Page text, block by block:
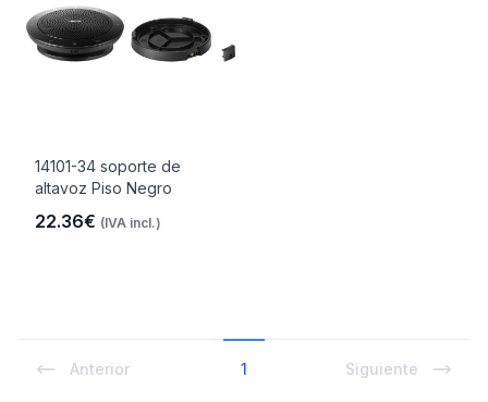
14101-34 soporte de
altavoz Piso Negro
22.36€ (IVA incl.)
Anterior 1 Siguiente